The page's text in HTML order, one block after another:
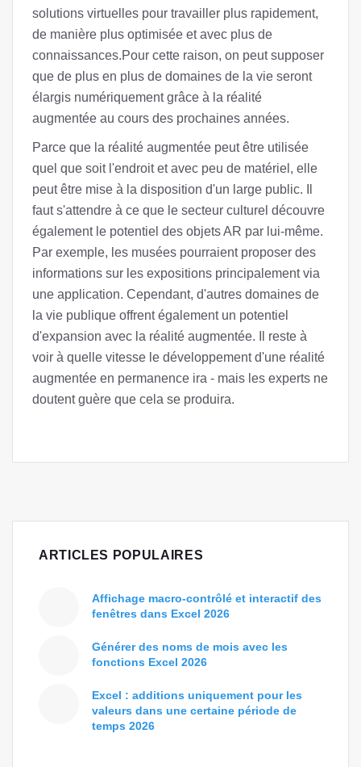
solutions virtuelles pour travailler plus rapidement,
de manière plus optimisée et avec plus de
connaissances.Pour cette raison, on peut supposer
que de plus en plus de domaines de la vie seront
élargis numériquement grâce à la réalité
augmentée au cours des prochaines années.
Parce que la réalité augmentée peut être utilisée
quel que soit l'endroit et avec peu de matériel, elle
peut être mise à la disposition d'un large public. Il
faut s'attendre à ce que le secteur culturel découvre
également le potentiel des objets AR par lui-même.
Par exemple, les musées pourraient proposer des
informations sur les expositions principalement via
une application. Cependant, d'autres domaines de
la vie publique offrent également un potentiel
d'expansion avec la réalité augmentée. Il reste à
voir à quelle vitesse le développement d'une réalité
augmentée en permanence ira - mais les experts ne
doutent guère que cela se produira.
ARTICLES POPULAIRES
Affichage macro-contrôlé et interactif des
fenêtres dans Excel 2026
Générer des noms de mois avec les
fonctions Excel 2026
Excel : additions uniquement pour les
valeurs dans une certaine période de
temps 2026